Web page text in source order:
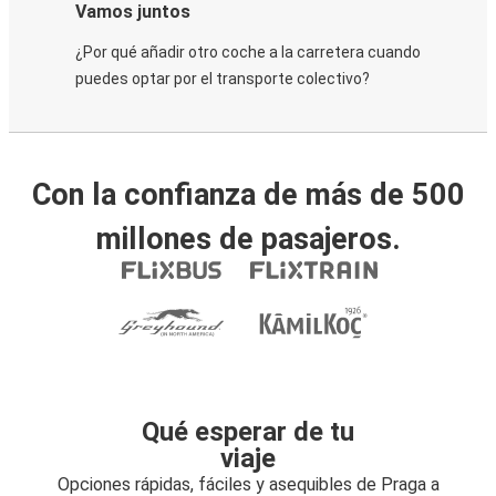
Vamos juntos
¿Por qué añadir otro coche a la carretera cuando
puedes optar por el transporte colectivo?
Con la confianza de más de 500
millones de pasajeros.
Qué esperar de tu
viaje
Opciones rápidas, fáciles y asequibles de Praga a